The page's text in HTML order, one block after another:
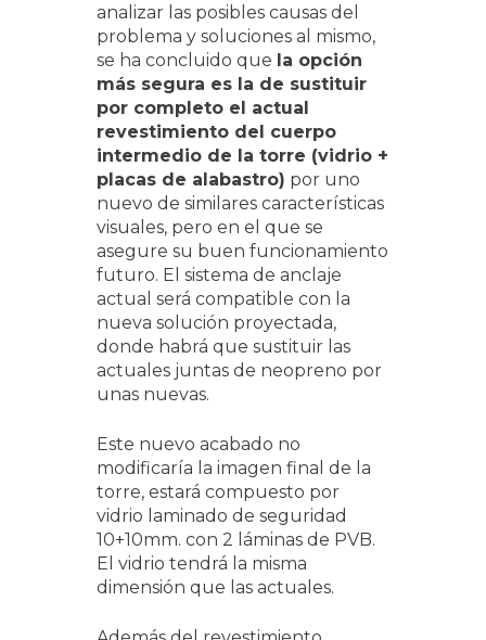
analizar las posibles causas del
problema y soluciones al mismo,
se ha concluido que la opción
más segura es la de sustituir
por completo el actual
revestimiento del cuerpo
intermedio de la torre (vidrio +
placas de alabastro) por uno
nuevo de similares características
visuales, pero en el que se
asegure su buen funcionamiento
futuro. El sistema de anclaje
actual será compatible con la
nueva solución proyectada,
donde habrá que sustituir las
actuales juntas de neopreno por
unas nuevas.
Este nuevo acabado no
modificaría la imagen final de la
torre, estará compuesto por
vidrio laminado de seguridad
10+10mm. con 2 láminas de PVB.
El vidrio tendrá la misma
dimensión que las actuales.